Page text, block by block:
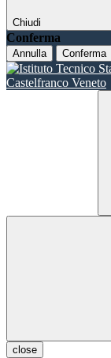
Chiudi
Conferma
Annulla Conferma
close